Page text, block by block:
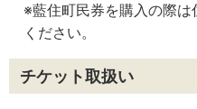
※藍住町民券を購入の際
ください。
チケット取扱い